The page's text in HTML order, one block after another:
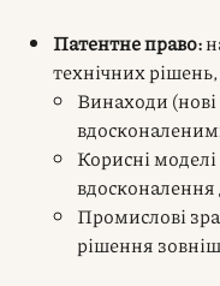
Патентне право:
технічних
Винаходи (нові
Корисні моделі
вдосконалення
Промислові
рішення